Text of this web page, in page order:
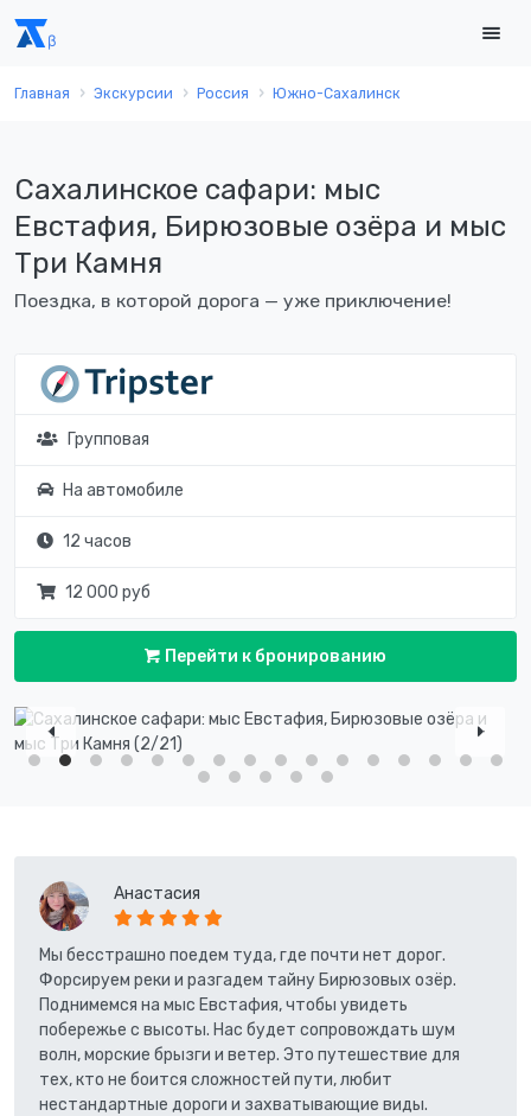
Главная Экскурсии Россия Южно-Сахалинск
Сахалинское сафари: мыс
Евстафия, Бирюзовые озёра и мыс
Три Камня
Поездка, в которой дорога — уже приключение!
Групповая
На автомобиле
12 часов
12 000 руб
Перейти к бронированию
Анастасия
Мы бесстрашно поедем туда, где почти нет дорог.
Форсируем реки и разгадем тайну Бирюзовых озёр.
Поднимемся на мыс Евстафия, чтобы увидеть
побережье с высоты. Нас будет сопровождать шум
волн, морские брызги и ветер. Это путешествие для
тех, кто не боится сложностей пути, любит
нестандартные дороги и захватывающие виды.